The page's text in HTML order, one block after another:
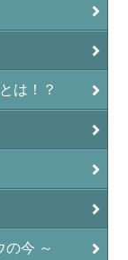
は！？
の今 ～